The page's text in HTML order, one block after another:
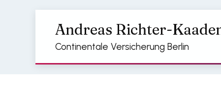
Andreas Richter-
Continentale Versicherung Berlin